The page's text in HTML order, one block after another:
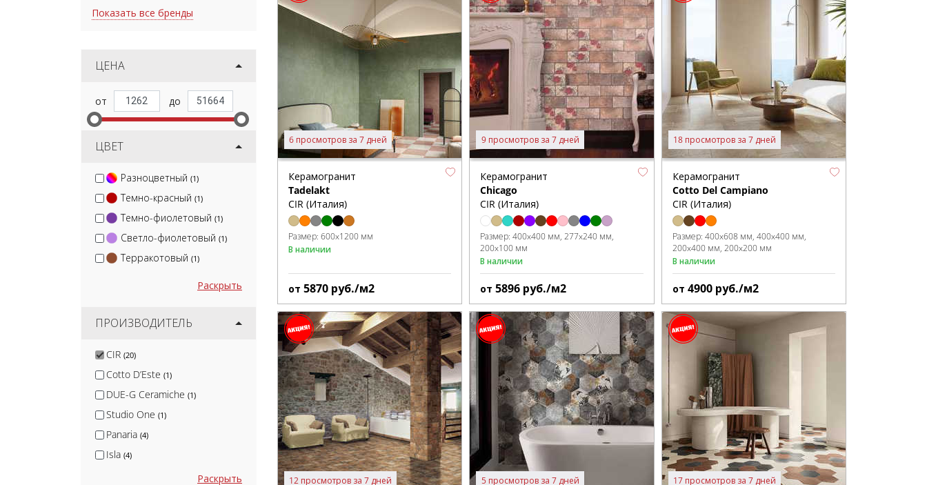
Показать все бренды
ЦЕНА
ЦВЕТ
Разноцветный (1)
Темно-красный (1)
Темно-фиолетовый (1)
Светло-фиолетовый (1)
Терракотовый (1)
Раскрыть
ПРОИЗВОДИТЕЛЬ
CIR (20)
Cotto D’Este (1)
DUE-G Ceramiche (1)
Studio One (1)
Panaria (4)
Isla (4)
Раскрыть
6 просмотров за 7 дней
Керамогранит
Tadelakt
CIR (Италия)
Размер: 600x1200 мм
В наличии
от 5870 руб./м2
9 просмотров за 7 дней
Керамогранит
Chicago
CIR (Италия)
Размер:400x400 мм 277x240 мм
200x100 мм
В наличии
от5896 руб./м2
18 просмотров за 7 дней
Керамогранит
Cotto Del Campiano
CIR (Италия)
Размер: 400x608 мм 400x400 мм
200x400 мм 200x200 мм
В наличии
от 4900 руб./м2
12 просмотров за 7 дней 5 просмотров за 7 дней 17 просмотров за 7 дней